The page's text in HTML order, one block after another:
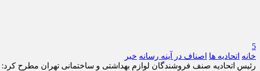
5
خانه اتحادیه ها اصناف در آینه رسانه خبر
رئیس اتحادیه صنف فروشندگان لوازم بهداشتی و ساختمانی تهران مطرح کرد: